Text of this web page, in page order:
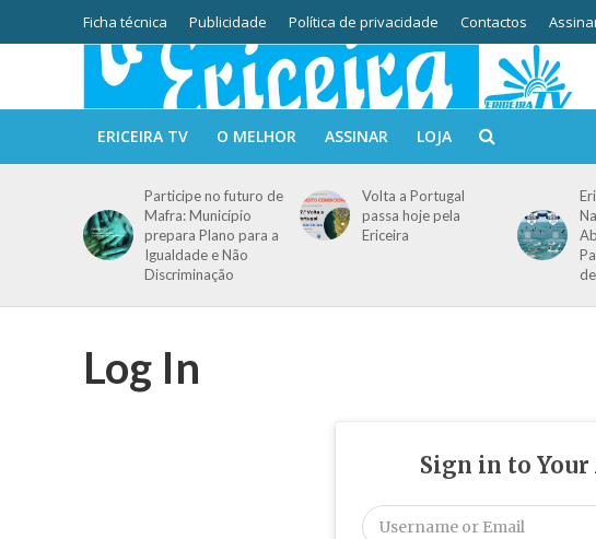
Ficha técnica Publicidade Política de privacidade Contactos
ERICEIRA TV O MELHOR ASSINAR LOJA
Participe no futuro de
Mafra: Município
prepara Plano para a
Igualdade e Não
Discriminação
Volta a Portugal
passa hoje pela
Ericeira
Log In
Sign in to Your